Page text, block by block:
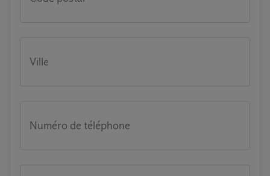
Ville
Numéro de téléphone